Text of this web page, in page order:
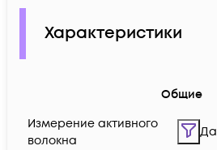
Характеристики
Общие
Измерение активного
волокна
Да